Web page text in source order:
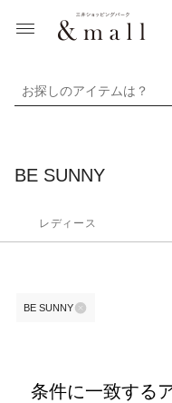
お探しのアイテムは？
BE SUNNY
レディース
BE SUNNY
条件に一致する